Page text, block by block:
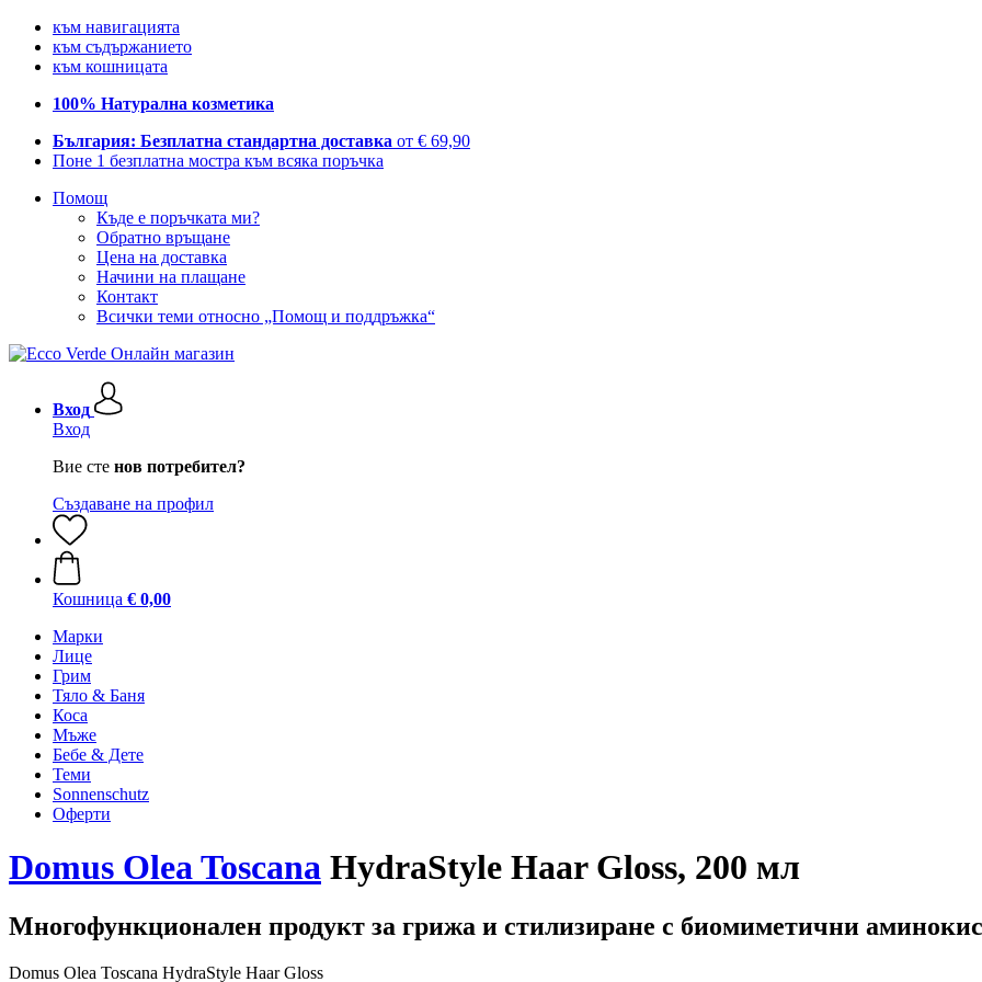
към навигацията
към съдържанието
към кошницата
100% Натурална козметика
България: Безплатна стандартна доставка от € 69,90
Поне 1 безплатна мостра към всяка поръчка
Помощ
Къде е поръчката ми?
Обратно връщане
Цена на доставка
Начини на плащане
Контакт
Всички теми относно „Помощ и поддръжка“
Вход
Вход
Вие сте нов потребител?
Създаване на профил
Кошница € 0,00
Марки
Лице
Грим
Тяло & Баня
Коса
Мъже
Бебе & Дете
Теми
Sonnenschutz
Оферти
Domus Olea Toscana HydraStyle Haar Gloss, 200 мл
Многофункционален продукт за грижа и стилизиране с биомиметични
Domus Olea Toscana HydraStyle Haar Gloss